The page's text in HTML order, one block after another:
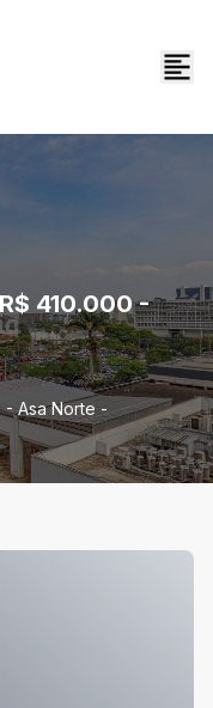
410.000 -
- Asa Norte -